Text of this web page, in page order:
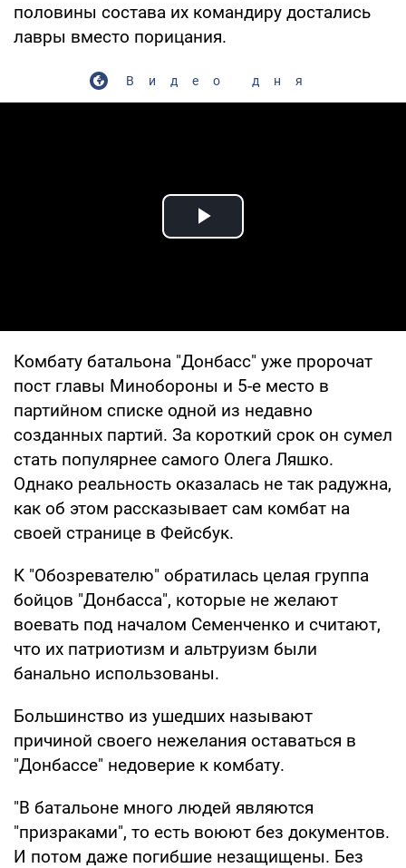
половины состава их командиру достались
лавры вместо порицания.
Видео дня
Play Video
Комбату батальона "Донбасс" уже пророчат
пост главы Минобороны и 5-е место в
партийном списке одной из недавно
созданных партий. За короткий срок он сумел
стать популярнее самого Олега Ляшко.
Однако реальность оказалась не так радужна,
как об этом рассказывает сам комбат на
своей странице в Фейсбук.
К "Обозревателю" обратилась целая группа
бойцов "Донбасса", которые не желают
воевать под началом Семенченко и считают,
что их патриотизм и альтруизм были
банально использованы.
Большинство из ушедших называют
причиной своего нежелания оставаться в
"Донбассе" недоверие к комбату.
"В батальоне много людей являются
"призраками", то есть воюют без документов.
И потом даже погибшие незащищены. Без